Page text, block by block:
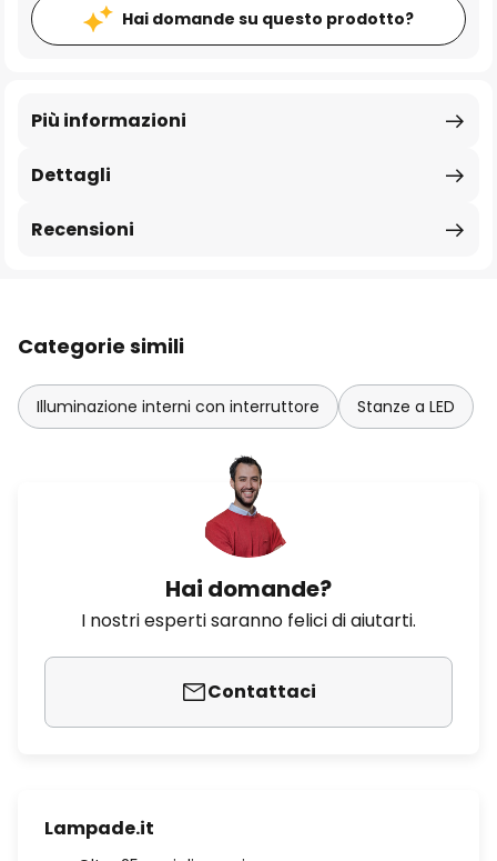
Hai domande su questo prodotto?
Dettagli
Più informazioni
Recensioni
Categorie simili
Illuminazione interni con interruttore Stanze a LED
Hai domande?
I nostri esperti saranno felici di aiutarti.
Contattaci
Lampade.it